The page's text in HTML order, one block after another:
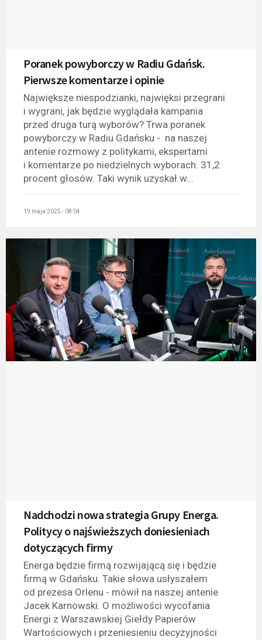
Poranek powyborczy w Radiu Gdańsk.
Pierwsze komentarze i opinie
Największe niespodzianki, najwięksi przegrani
i wygrani, jak będzie wyglądała kampania
przed druga turą wyborów? Trwa poranek
powyborczy w Radiu Gdańsku - na naszej
antenie rozmowy z politykami, ekspertami
i komentarze po niedzielnych wyborach. 31,2
procent głosów. Taki wynik uzyskał w...
19 maja 2025 - 08:04
Nadchodzi nowa strategia Grupy Energa.
Politycy o najświeższych doniesieniach
dotyczących firmy
Energa będzie firmą rozwijającą się i będzie
firmą w Gdańsku. Takie słowa usłyszałem
od prezesa Orlenu - mówił na naszej antenie
Jacek Karnowski. O możliwości wycofania
Energi z Warszawskiej Giełdy Papierów
Wartościowych i przeniesieniu decyzyjności